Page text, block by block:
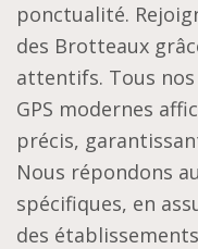
ponctualité.
des Brotteaux
attentifs. Tous
GPS modernes
précis,
Nous répondons
spécifiques, en
des